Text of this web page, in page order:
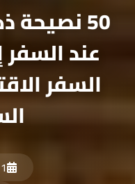
50
عند
السفر
11